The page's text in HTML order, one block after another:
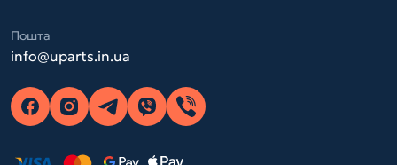
Пошта
info@uparts.in.ua